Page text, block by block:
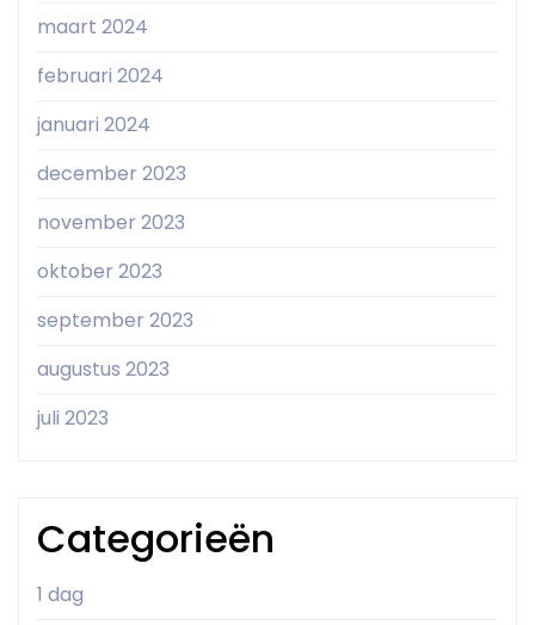
maart 2024
februari 2024
januari 2024
december 2023
november 2023
oktober 2023
september 2023
augustus 2023
juli 2023
Categorieën
1 dag